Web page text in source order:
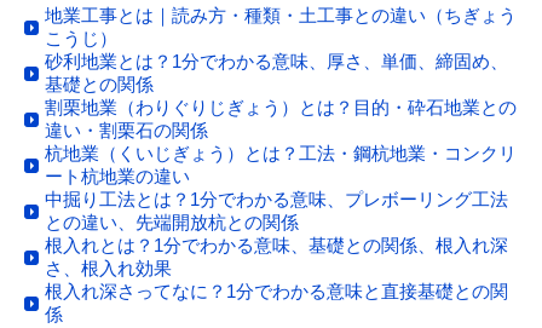
地業工事とは｜読み方・種類・土工事との違い（ちぎょう
こうじ）
砂利地業とは？1分でわかる意味、厚さ、単価、締固め、
基礎との関係
割栗地業（わりぐりじぎょう）とは？目的・砕石地業との
違い・割栗石の関係
杭地業（くいじぎょう）とは？工法・鋼杭地業・コンクリ
ート杭地業の違い
中掘り工法とは？1分でわかる意味、プレボーリング工法
との違い、先端開放杭との関係
根入れとは？1分でわかる意味、基礎との関係、根入れ深
さ、根入れ効果
根入れ深さってなに？1分でわかる意味と直接基礎との関
係